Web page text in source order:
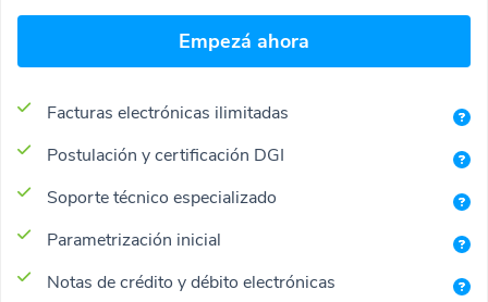
Empezá ahora
Facturas electrónicas ilimitadas
Postulación y certificación DGI
Soporte técnico especializado
Parametrización inicial
Notas de crédito y débito electrónicas